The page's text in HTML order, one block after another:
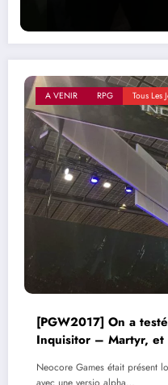
A VENIR RPG Tous Les
[PGW2017] On a
Inquisitor – Martyr, et
Neocore Games était présent